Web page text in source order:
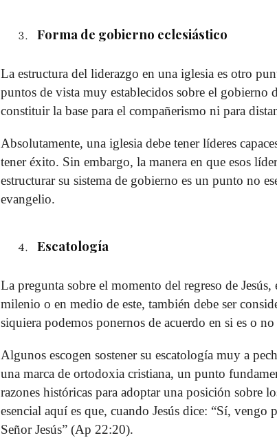
Forma de gobierno eclesiástico
La estructura del liderazgo en una iglesia es otro
puntos de vista muy establecidos sobre el gobierno
constituir la base para el compañerismo ni para
Absolutamente, una iglesia debe tener líderes
tener éxito. Sin embargo, la manera en que esos
estructurar su sistema de gobierno es un punto no
evangelio.
Escatología
La pregunta sobre el momento del regreso de
milenio o en medio de este, también debe ser
siquiera podemos ponernos de acuerdo en si es o
Algunos escogen sostener su escatología muy a
una marca de ortodoxia cristiana, un punto
razones históricas para adoptar una posición sobre
esencial aquí es que, cuando Jesús dice: “Sí, vengo
Señor Jesús” (Ap 22:20).